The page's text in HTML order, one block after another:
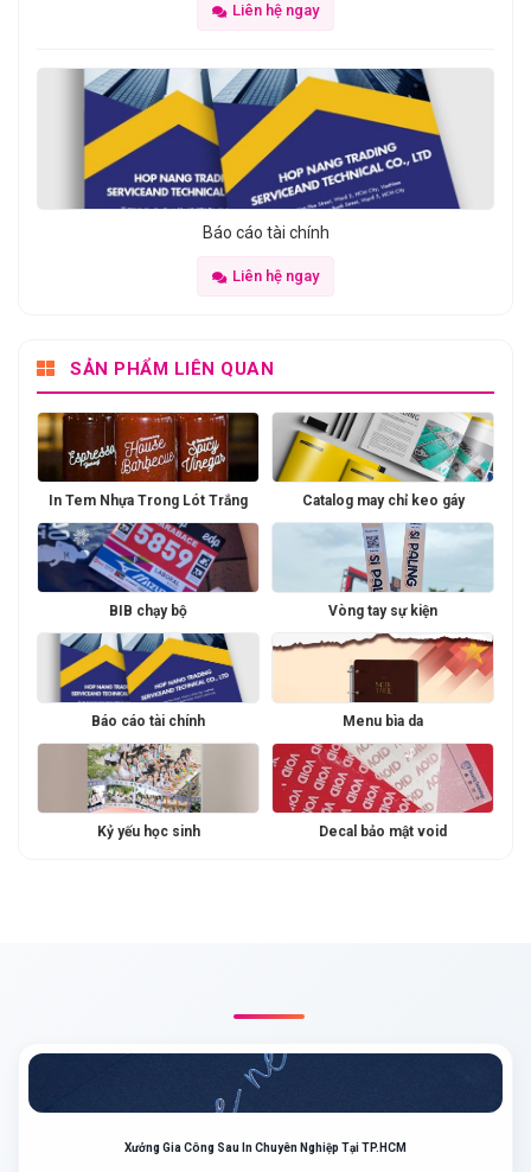
Liên hệ ngay
Báo cáo tài chính
Liên hệ ngay
SẢN PHẨM LIÊN QUAN
In Tem Nhựa Trong Lót Trắng Catalog may chỉ keo gáy
BIB chạy bộ Vòng tay sự kiện
Báo cáo tài chính Menu bìa da
Kỷ yếu học sinh Decal bảo mật void
Xưởng Gia Công Sau In Chuyên Nghiệp Tại TP.HCM